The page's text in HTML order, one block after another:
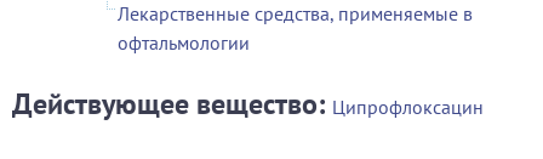
Лекарственные средства, применяемые в
офтальмологии
Действующее вещество: Ципрофлоксацин